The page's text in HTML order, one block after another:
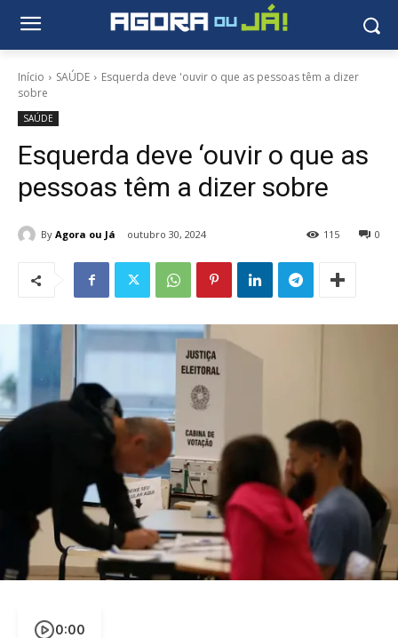
Início SAÚDE
Esquerda deve 'ouvir o que as pessoas têm a dizer
sobre
SAÚDE
Esquerda deve ‘ouvir o que as
pessoas têm a dizer sobre
By Agora ou Já outubro 30, 2024 0
115
0:00